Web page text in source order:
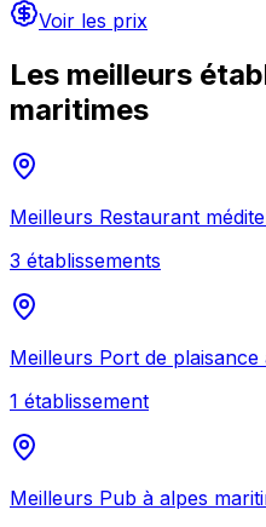
Voir les prix
Les meilleurs
maritimes
Meilleurs Restaurant
3 établissements
Meilleurs Port de plaisance
1 établissement
Meilleurs Pub à alpes